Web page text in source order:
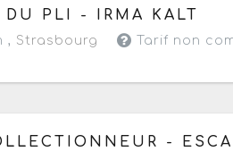
samedi 29 août 2026 - Du
DU PLI - IRMA KALT
, Strasbourg Tarif non
29 août 2026
à partir
-